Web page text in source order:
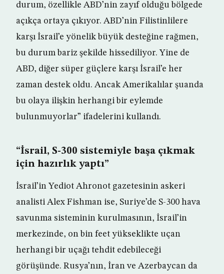
durum, özellikle ABD’nin zayıf olduğu bölgede
açıkça ortaya çıkıyor. ABD’nin Filistinlilere
karşı İsrail’e yönelik büyük desteğine rağmen,
bu durum bariz şekilde hissediliyor. Yine de
ABD, diğer süper güçlere karşı İsrail’e her
zaman destek oldu. Ancak Amerikalılar şuanda
bu olaya ilişkin herhangi bir eylemde
bulunmuyorlar” ifadelerini kullandı.
“İsrail, S-300 sistemiyle başa çıkmak
için hazırlık yaptı”
İsrail’in Yediot Ahronot gazetesinin askeri
analisti Alex Fishman ise, Suriye’de S-300 hava
savunma sisteminin kurulmasının, İsrail’in
merkezinde, on bin feet yükseklikte uçan
herhangi bir uçağı tehdit edebileceği
görüşünde. Rusya’nın, İran ve Azerbaycan da